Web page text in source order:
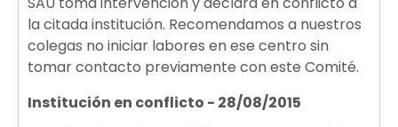
la citada institución. Recomendamos a nuestros
colegas no iniciar labores en ese centro sin
tomar contacto previamente con este Comité.
Institución en conflicto - 28/08/2015